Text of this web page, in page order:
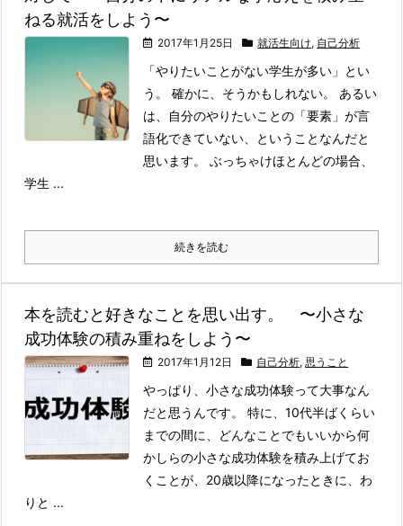
ねる就活をしよう〜
2017年1月25日 就活生向け, 自己分析
「やりたいことがない学生が多い」とい
う。 確かに、そうかもしれない。 あるい
は、自分のやりたいことの「要素」が言
語化できていない、ということなんだと
思います。 ぶっちゃけほとんどの場合、
学生 ...
続きを読む
本を読むと好きなことを思い出す。 〜小さな
成功体験の積み重ねをしよう〜
2017年1月12日 自己分析,思うこと
やっぱり、小さな成功体験って大事なん
だと思うんです。 特に、10代半ばくらい
までの間に、どんなことでもいいから何
かしらの小さな成功体験を積み上げてお
くことが、20歳以降になったときに、わ
りと ...